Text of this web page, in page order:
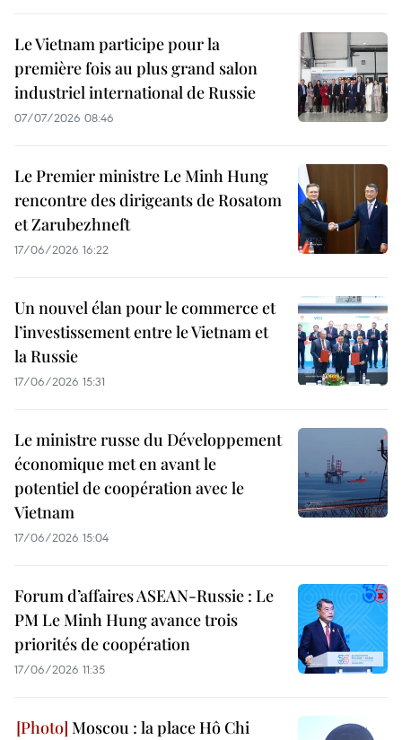
Le Vietnam participe pour la
première fois au plus grand salon
industriel international de Russie
07/07/2026 08:46
Le Premier ministre Le Minh Hung
rencontre des dirigeants de Rosatom
et Zarubezhneft
17/06/2026 16:22
Un nouvel élan pour le commerce et
l’investissement entre le Vietnam et
la Russie
17/06/2026 15:31
Le ministre russe du Développement
économique met en avant le
potentiel de coopération avec le
Vietnam
17/06/2026 15:04
Forum d’affaires ASEAN-Russie : Le
PM Le Minh Hung avance trois
priorités de coopération
17/06/2026 11:35
Moscou : la place Hô Chi